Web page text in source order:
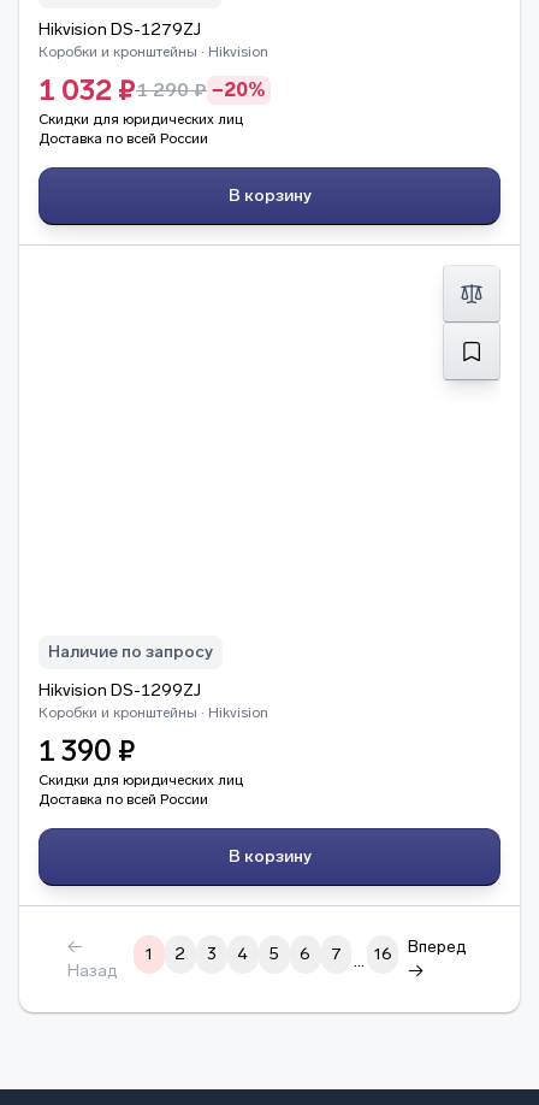
Hikvision DS-1279ZJ
Коробки и кронштейны · Hikvision
1 032 ₽1 290 ₽ −20%
Скидки для юридических лиц
Доставка по всей России
В корзину
Наличие по запросу
Hikvision DS-1299ZJ
Коробки и кронштейны · Hikvision
1 390 ₽
Скидки для юридических лиц
Доставка по всей России
В корзину
←
Назад
1 2 3 4 5 6 7 … 16
Вперед
→